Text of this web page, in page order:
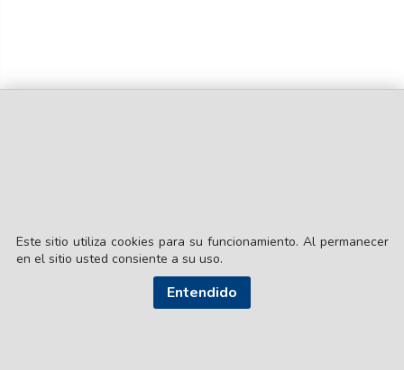
Director Editorial: Lic. Gustavo Eduardo Ick
Este sitio utiliza cookies para su funcionamiento. Al permanecer
en el sitio usted consiente a su uso.
Entendido